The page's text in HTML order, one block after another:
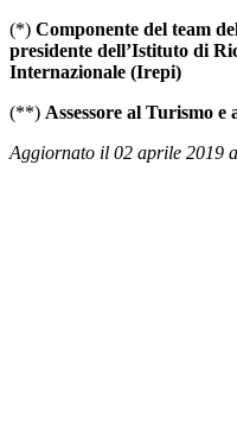
(*) Componente del team
presidente dell’Istituto di
Internazionale (Irepi)
(**) Assessore al Turismo
Aggiornato il 02 aprile 2019